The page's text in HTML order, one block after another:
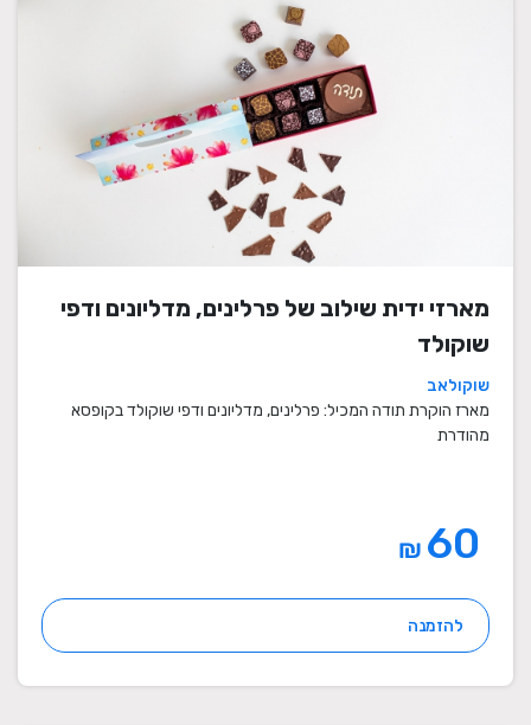
מארזי ידית שילוב של פרלינים, מדליונים ודפי
שוקולד
שוקולאב
מארז הוקרת תודה המכיל: פרלינים, מדליונים ודפי שוקולד בקופסא
מהודרת
₪
להזמנה